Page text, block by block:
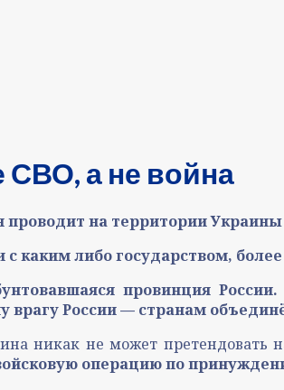
СВО, а не война
проводит на территории
с каким либо государством,
провинция
врагу России — странам
никак не может претендовать
операцию по